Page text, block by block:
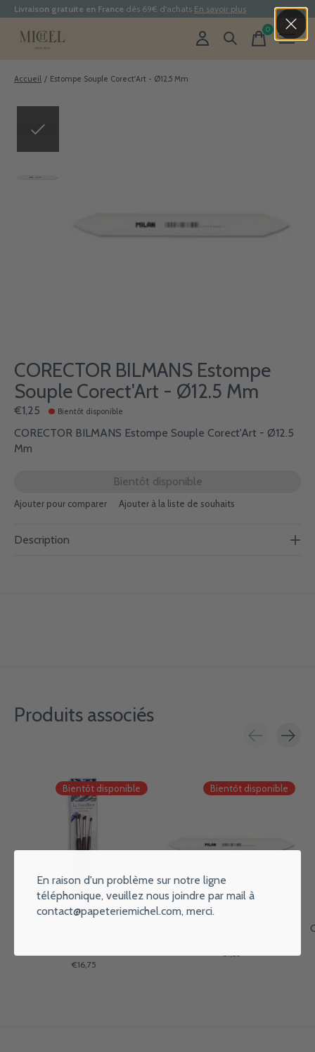
Livraison gratuite en France dès 69€ d'achats En savoir plus
0items
Accueil / Estompe Souple Corect'Art - Ø12.5 Mm
CORECTOR BILMANS Estompe
Souple Corect'Art - Ø12.5 Mm
€1,25 Bientôt disponible
CORECTOR BILMANS Estompe Souple Corect'Art - Ø12.5
Mm
Bientôt disponible
Ajouter pour comparer Ajouter à la liste de souhaits
Description
Produits associés
Bientôt disponible
€16,75
Bientôt disponible
En raison d'un problème sur notre ligne
téléphonique, veuillez nous joindre par mail à
contact@papeteriemichel.com, merci.